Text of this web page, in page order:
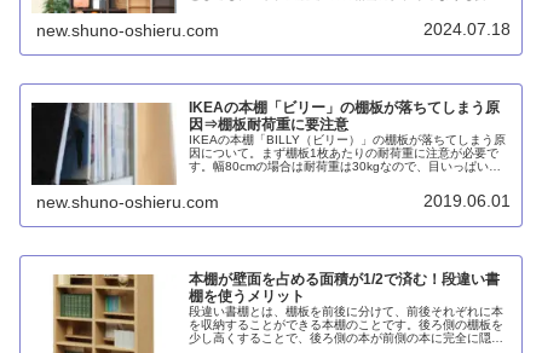
25kgにアップした「強化棚シェルフ60-180」もありま
す。
new.shuno-oshieru.com 2024.07.18
IKEAの本棚「ビリー」の棚板が落ちてしまう原
因⇒棚板耐荷重に要注意
IKEAの本棚「BILLY（ビリー）」の棚板が落ちてしまう原
因について。まず棚板1枚あたりの耐荷重に注意が必要で
す。幅80cmの場合は耐荷重は30kgなので、目いっぱい本
もそも構造が拙いので、側板や棚板が変形した場合はあき
らめて次は日本のメーカーの本棚を買うようにしましょ
new.shuno-oshieru.com 2019.06.01
本棚が壁面を占める面積が1/2で済む！段違い書
棚を使うメリット
段違い書棚とは、棚板を前後に分けて、前後それぞれに本
を収納することができる本棚のことです。後ろ側の棚板を
少し高くすることで、後ろ側の本が前側の本に完全に隠れ